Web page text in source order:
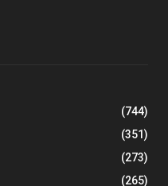
(744)
(351)
(273)
(265)